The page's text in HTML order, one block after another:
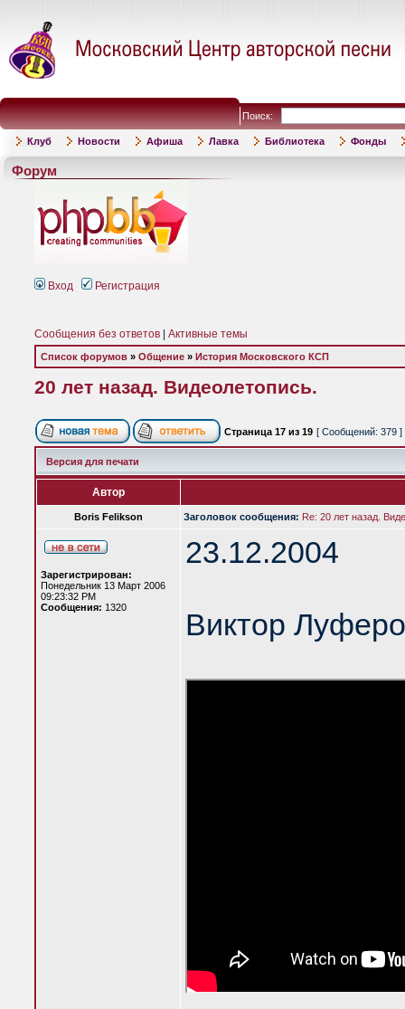
Поиск:
Клуб Новости Афиша Лавка Библиотека Фонды
Форум
Вход Регистрация
Сообщения без ответов Активные темы
Список форумов » Общение » История Московского КСП
20 лет назад. Видеолетопись.
Страница 17 из 19 [ Сообщений: 379 ]
Версия для печати
Автор
Boris Felikson Заголовок сообщения: Re: 20 лет назад.
Зарегистрирован:
Понедельник 13 Март 2006
09:23:32 PM
Сообщения: 1320
23.12.2004
Виктор